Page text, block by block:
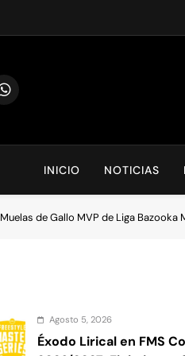
INICIO NOTICIAS
Muelas de Gallo MVP de Liga
Agosto 5, 2026
Éxodo Lirical en FMS